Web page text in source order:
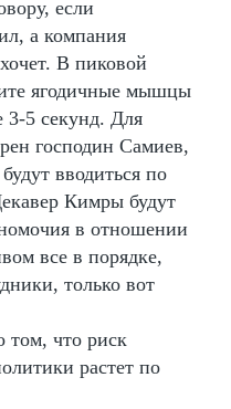
если
а компания
В пиковой
ягодичные мышцы
3-5 секунд. Для
господин Самиев,
вводиться по
Кимры будут
в отношении
все в порядке,
только вот
том, что риск
растет по